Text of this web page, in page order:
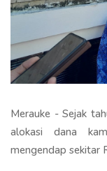
Merauke - Sejak
alokasi dana
mengendap sekitar